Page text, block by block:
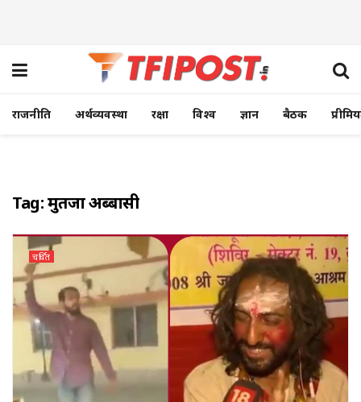
राजनीति अर्थव्यवस्था रक्षा विश्व ज्ञान बैठक
Tag:मुर्तजा अब्बासी
चर्चित